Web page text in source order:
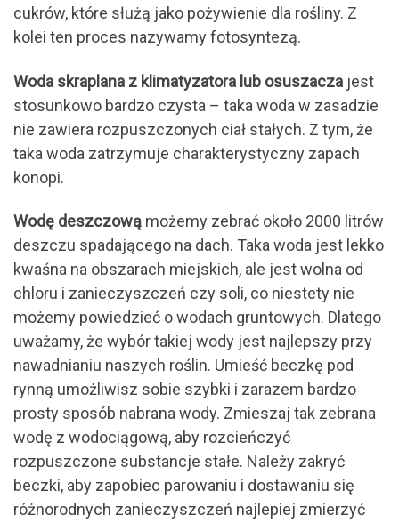
cukrów, które służą jako pożywienie dla rośliny. Z
kolei ten proces nazywamy fotosyntezą.
Woda skraplana z klimatyzatora lub osuszacza jest
stosunkowo bardzo czysta – taka woda w zasadzie
nie zawiera rozpuszczonych ciał stałych. Z tym, że
taka woda zatrzymuje charakterystyczny zapach
konopi.
Wodę deszczową możemy zebrać około 2000 litrów
deszczu spadającego na dach. Taka woda jest lekko
kwaśna na obszarach miejskich, ale jest wolna od
chloru i zanieczyszczeń czy soli, co niestety nie
możemy powiedzieć o wodach gruntowych. Dlatego
uważamy, że wybór takiej wody jest najlepszy przy
nawadnianiu naszych roślin. Umieść beczkę pod
rynną umożliwisz sobie szybki i zarazem bardzo
prosty sposób nabrana wody. Zmieszaj tak zebrana
wodę z wodociągową, aby rozcieńczyć
rozpuszczone substancje stałe. Należy zakryć
beczki, aby zapobiec parowaniu i dostawaniu się
różnorodnych zanieczyszczeń najlepiej zmierzyć